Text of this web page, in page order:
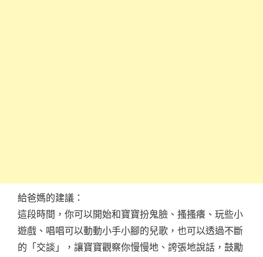
給爸媽的建議：
這段時間，你可以開始和寶寶扮鬼臉、搔搔癢、玩些小
遊戲、唱唱可以動動小手小腳的兒歌，也可以透過不斷
的「交談」，讓寶寶觀察你慢慢地、誇張地說話，鼓勵